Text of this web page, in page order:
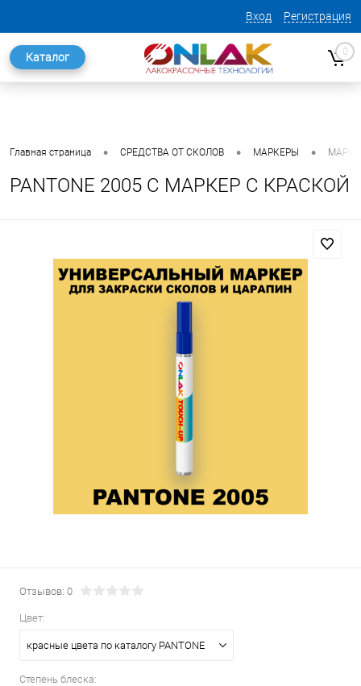
Вход Регистрация
Каталог 0
Главная страница • СРЕДСТВА ОТ СКОЛОВ • МАРКЕРЫ •
PANTONE 2005 C МАРКЕР С КРАСКОЙ
Отзывов: 0
Цвет:
красные цвета по каталогу PANTONE
Степень блеска: